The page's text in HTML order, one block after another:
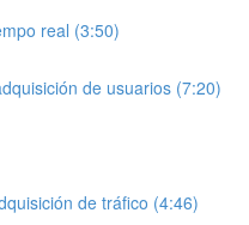
real (3:50)
de usuarios (7:20)
de tráfico (4:46)